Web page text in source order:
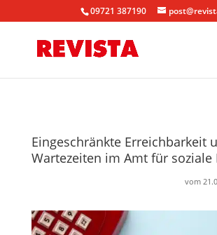
09721 387190
Eingeschränkte Erreichbarkeit
Wartezeiten im Amt für soziale
vom